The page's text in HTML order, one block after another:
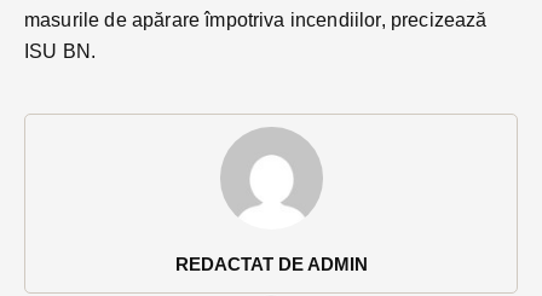
REDACTAT DE ADMIN
masurile de apărare împotriva incendiilor, precizează
ISU BN.